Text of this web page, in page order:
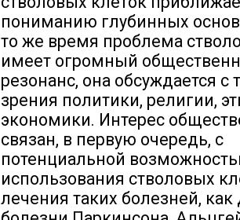
пониманию глубинных
то же время проблема
имеет огромный
резонанс, она обсуждается с
зрения политики, религии,
экономики. Интерес
связан, в первую очередь, с
потенциальной
использования стволовых
лечения таких болезней, как